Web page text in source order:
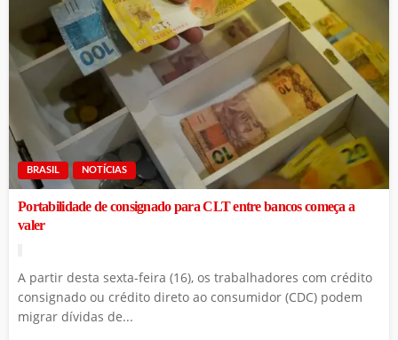
BRASIL NOTÍCIAS
Portabilidade de consignado para CLT entre bancos começa a
valer
A partir desta sexta-feira (16), os trabalhadores com crédito
consignado ou crédito direto ao consumidor (CDC) podem
migrar dívidas de...